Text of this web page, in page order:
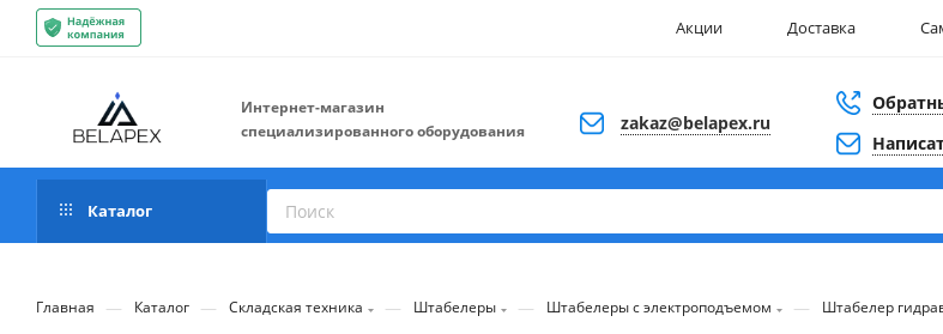
Акции Доставка
Интернет-магазин
специализированного оборудования
zakaz@belapex.ru
Каталог
Главная — Каталог — Складская техника — Штабелеры — Штабелеры с электроподъемом — Штабелер